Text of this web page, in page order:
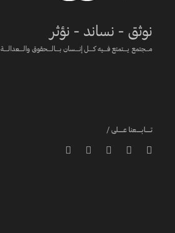
نوثق - نساند - نؤثر
مـــجتمع يــــتمتع فــــيه كــــل إنــــسان بــــالــــحقوق والــــعدالــــة
تـــــابـــــعنا عـــــلى /




